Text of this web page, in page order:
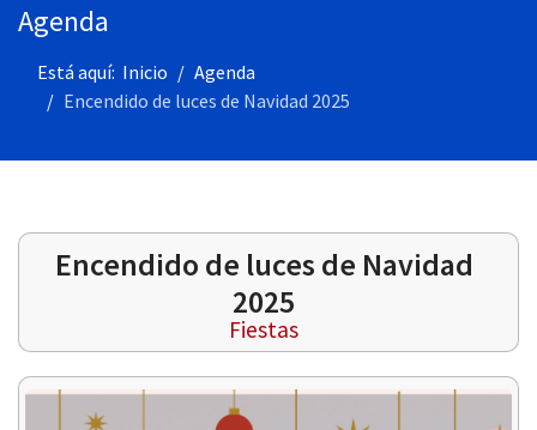
Agenda
Está aquí: Inicio
Agenda
Encendido de luces de Navidad 2025
Encendido de luces de Navidad
2025
Fiestas